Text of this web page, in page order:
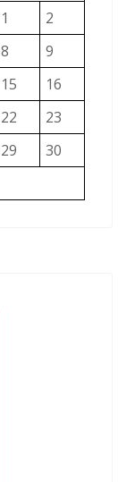
1
2
8
9
15
16
22
23
29
30